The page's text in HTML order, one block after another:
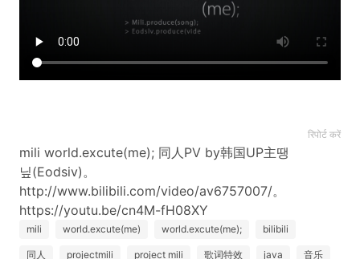
रिपोर्ट करें
mili world.excute(me); 同人PV by韩国UP主땡
닢(Eodsiv)。
http://www.bilibili.com/video/av6757007/。
mili world.excute(me) world.excute(me); bilibili
同人 projectmili project mili 歌词特效 java 音乐